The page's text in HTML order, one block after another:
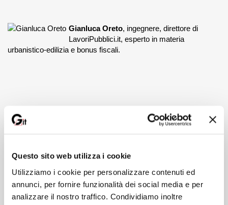
Questo sito web utilizza i cookie
Utilizziamo i cookie per personalizzare contenuti ed
annunci, per fornire funzionalità dei social media e per
analizzare il nostro traffico. Condividiamo inoltre
Gianluca Oreto, ingegnere, direttore di
LavoriPubblici.it, esperto in materia
urbanistico-edilizia e bonus fiscali.
Certificazione
È previsto il rilascio dell'attestato di partecipazione.
Durata